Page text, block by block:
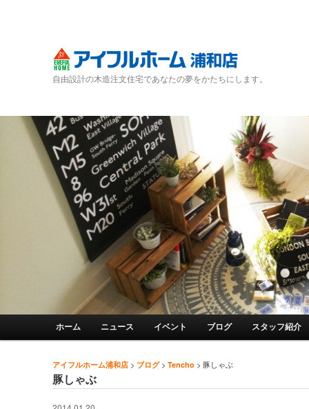
自由設計の木造注文住宅であなたの夢をかたちにします。
メインメニュー
メインコンテンツへ移動
サブコンテンツへ移動
ホーム ニュース イベント ブログ スタッフ紹介
アイフルホーム浦和店 > ブログ> Tencho > 豚しゃぶ
投稿ナビゲーション
豚しゃぶ